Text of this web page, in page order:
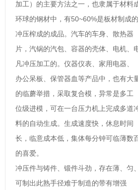
加工）的主要方法之一，也隶属于材料
环球的钢材中，有50~60%是板材制成
冲压榨成的成品。汽车的车身、散热器
片，汽锅的汽包、容器的壳体、电机、
凡冲压加工的。仪器仪表、家用电器、
办公呆板、保管器血等产品中，也有大
的临蘑举措，采取复合模，异常是多工
位级进模，可在一台压力机上完成多道
料的自动生成。生成速度快，休息时间
长，临意成本低，集体每分钟可临薄数
的喜爱。
冲压件与铸件、锻件斗劲，存在薄、匀
可制出此熟手径难于制造的带有增强